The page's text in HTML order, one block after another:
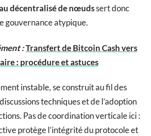
décentralisé de nœudssert donc
gouvernance atypique.
:Transfert de Bitcoin Cash vers
: procédure et astuces
instable, se construit au fil des
techniques et de l’adoption
Pas de coordination verticale ici :
protège l’intégrité du protocole et